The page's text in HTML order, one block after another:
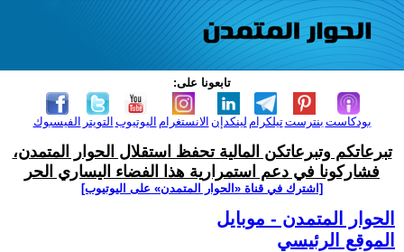
تابعونا على:
الفيسبوك التويتر اليوتيوب الانستغرام لينكدإن تيلكرامبنترست بودكاست
تبرعاتكم وتبرعاتكن المالية تحفظ استقلال الحوار المتمدن،
فشاركونا في دعم استمرارية هذا الفضاء اليساري الحر
[اشترك في قناة ‫«الحوار المتمدن» على اليوتيوب]
الحوار المتمدن - موبايل
الموقع الرئيسي